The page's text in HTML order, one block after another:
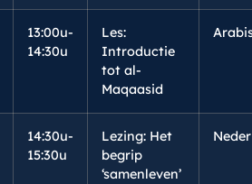
13:00u-
14:30u
Les:
Introductie
tot al-
Maqaasid
14:30u-
15:30u
Lezing: Het
begrip
‘samenleven’